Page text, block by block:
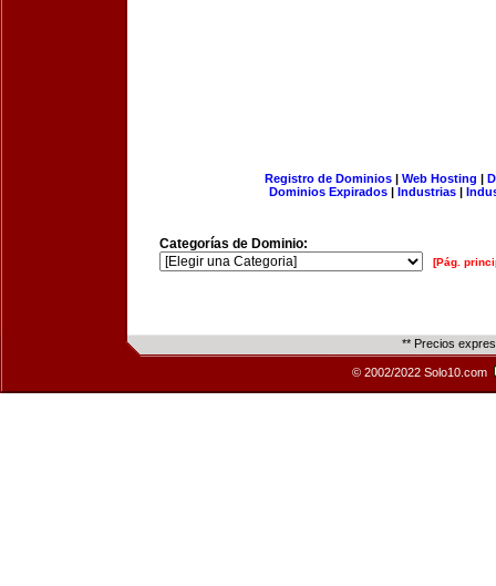
Registro de Dominios| Web Hosting |
Dominios Expirados | Industrias |
Categorías de Dominio:
[Pág.
** Precios
© 2002/2022 Solo10.com